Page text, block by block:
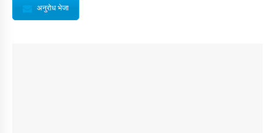
अनुरोध भेजा